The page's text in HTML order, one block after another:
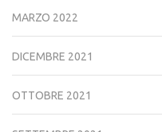
MARZO 2022
DICEMBRE 2021
OTTOBRE 2021